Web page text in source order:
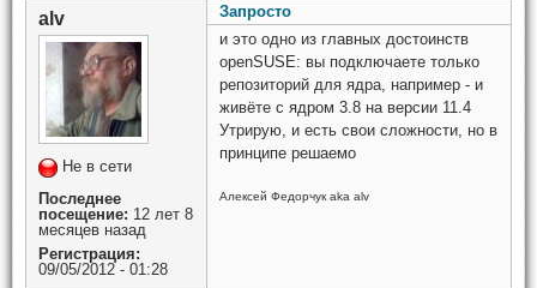
alv
Не в сети
Последнее
посещение: 12 лет 8
месяцев назад
Регистрация:
09/05/2012 - 01:28
Запросто
и это одно из главных достоинств
openSUSE: вы подключаете только
репозиторий для ядра, например - и
живёте с ядром 3.8 на версии 11.4
Утрирую, и есть свои сложности, но в
принципе решаемо
Алексей Федорчук aka alv